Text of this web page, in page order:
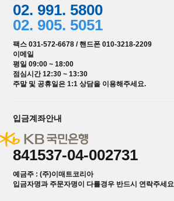
02. 991. 5800
02. 905. 5051
팩스 031-572-6678 / 핸드폰 010-3218-2209
이메일
평일 09:00 ~ 18:00
점심시간 12:30 ~ 13:30
주말 및 공휴일은 1:1 상담을 이용해주세요.
입금계좌안내
841537-04-002731
예금주 : (주)이매트코리아
입금자명과 주문자명이 다를경우 반드시 연락주세요